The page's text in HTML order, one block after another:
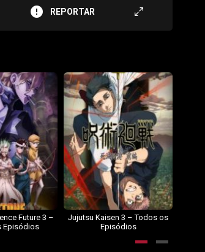
error REPORTAR
Future 3 –
Episódios
Jujutsu Kaisen 3 – Todos os
Episódios